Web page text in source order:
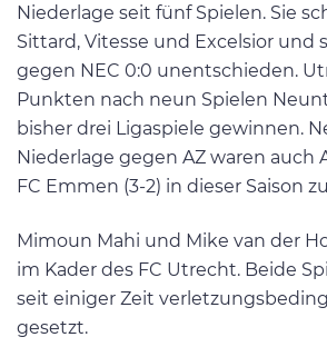
Niederlage seit fünf Spielen. Sie
Sittard, Vitesse und Excelsior und
gegen NEC 0:0 unentschieden.
Punkten nach neun Spielen
bisher drei Ligaspiele gewinnen.
Niederlage gegen AZ waren auch
FC Emmen (3-2) in dieser Saison
Mimoun Mahi und Mike van der
im Kader des FC Utrecht. Beide
seit einiger Zeit
gesetzt.